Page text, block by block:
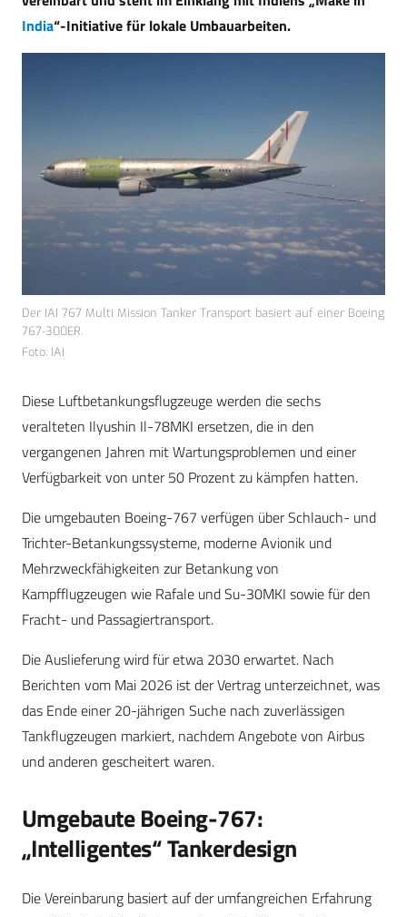
India“-Initiative für lokale Umbauarbeiten.
Der IAI 767 Multi Mission Tanker Transport basiert auf einer Boeing
767-300ER.
Foto: IAI
Diese Luftbetankungsflugzeuge werden die sechs
veralteten Ilyushin Il-78MKI ersetzen, die in den
vergangenen Jahren mit Wartungsproblemen und einer
Verfügbarkeit von unter 50 Prozent zu kämpfen hatten.
Die umgebauten Boeing-767 verfügen über Schlauch- und
Trichter-Betankungssysteme, moderne Avionik und
Mehrzweckfähigkeiten zur Betankung von
Kampfflugzeugen wie Rafale und Su-30MKI sowie für den
Fracht- und Passagiertransport.
Die Auslieferung wird für etwa 2030 erwartet. Nach
Berichten vom Mai 2026 ist der Vertrag unterzeichnet, was
das Ende einer 20-jährigen Suche nach zuverlässigen
Tankflugzeugen markiert, nachdem Angebote von Airbus
und anderen gescheitert waren.
Umgebaute Boeing-767:
„Intelligentes“ Tankerdesign
Die Vereinbarung basiert auf der umfangreichen Erfahrung